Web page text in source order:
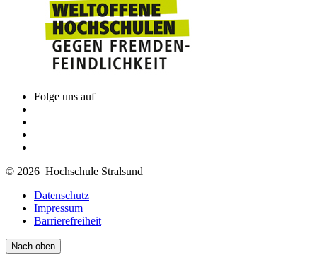
Folge uns auf
© 2026 Hochschule Stralsund
Datenschutz
Impressum
Barrierefreiheit
Nach oben